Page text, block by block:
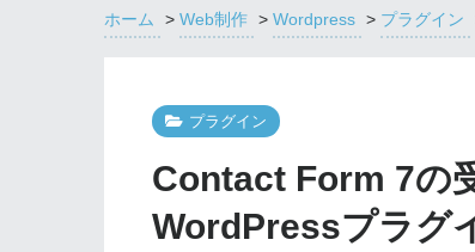
ホーム > Web制作 > Wordpress > プラグイン
プラグイン
Contact Form 7の
WordPressプラグ